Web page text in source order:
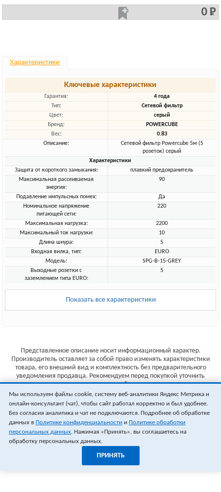
0 Р
Характеристики
Ключевые характеристики
Гарантия:
4 года
Тип:
Сетевой фильтр
Цвет:
серый
Бренд:
POWERCUBE
Вес:
0.83
Описание:
Сетевой фильтр Powercube 5м (5
розеток) серый
Характеристики
Защита от короткого замыкания:
плавкий предохранитель
Максимальная рассеиваемая
энергия:
90
Подавление импульсных помех:
Да
Номинальное напряжение
питающей сети:
220
Максимальная нагрузка:
2200
Максимальный ток нагрузки:
10
Длина шнура:
5
Входная вилка, тип:
EURO
Модель:
SPG-B-15-GREY
Выходные розетки с
заземлением типа EURO:
5
Показать все характеристики
Представленное описание носит информационный характер.
Производитель оставляет за собой право изменять характеристики
товара, его внешний вид и комплектность без предварительного
уведомления продавца. Рекомендуем перед покупкой уточнить
характеристики товара на сайте производителя.
Указанные цены не являются публичной офертой (ст.435 ГК РФ).
Стоимость и наличие товара уточняйте у менеджера.
Мы используем файлы cookie, систему веб-аналитики Яндекс Метрика и
онлайн-консультант (чат), чтобы сайт работал корректно и был удобнее.
Без согласия аналитика и чат не подключаются. Подробнее об обработке
данных в Политике конфиденциальности и Политике обработки
персональных данных. Нажимая «Принять», вы соглашаетесь на
обработку персональных данных.
ПРИНЯТЬ